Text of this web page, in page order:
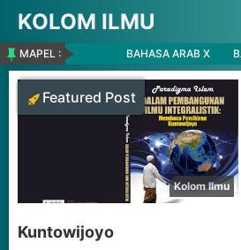
Skip to main
KOLOM ILMU
MAPEL : BAHASA ARAB X
Featured Post
Kuntowijoyo